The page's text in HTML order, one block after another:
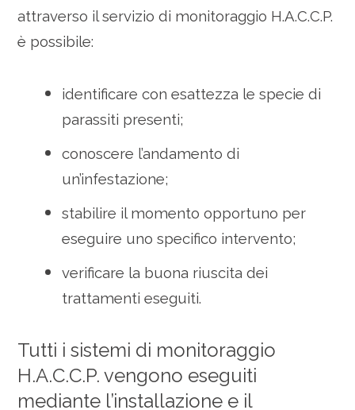
attraverso il servizio di monitoraggio H.A.C.C.P.
è possibile:
identificare con esattezza le specie di
parassiti presenti;
conoscere l’andamento di
un’infestazione;
stabilire il momento opportuno per
eseguire uno specifico intervento;
verificare la buona riuscita dei
trattamenti eseguiti.
Tutti i sistemi di monitoraggio
H.A.C.C.P. vengono eseguiti
mediante l’installazione e il